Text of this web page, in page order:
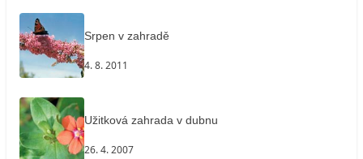
Srpen v zahradě
4. 8. 2011
Užitková zahrada v dubnu
26. 4. 2007